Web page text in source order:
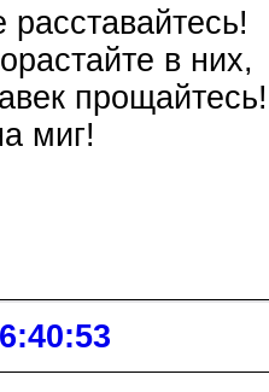
в них,
прощайтесь!
миг!